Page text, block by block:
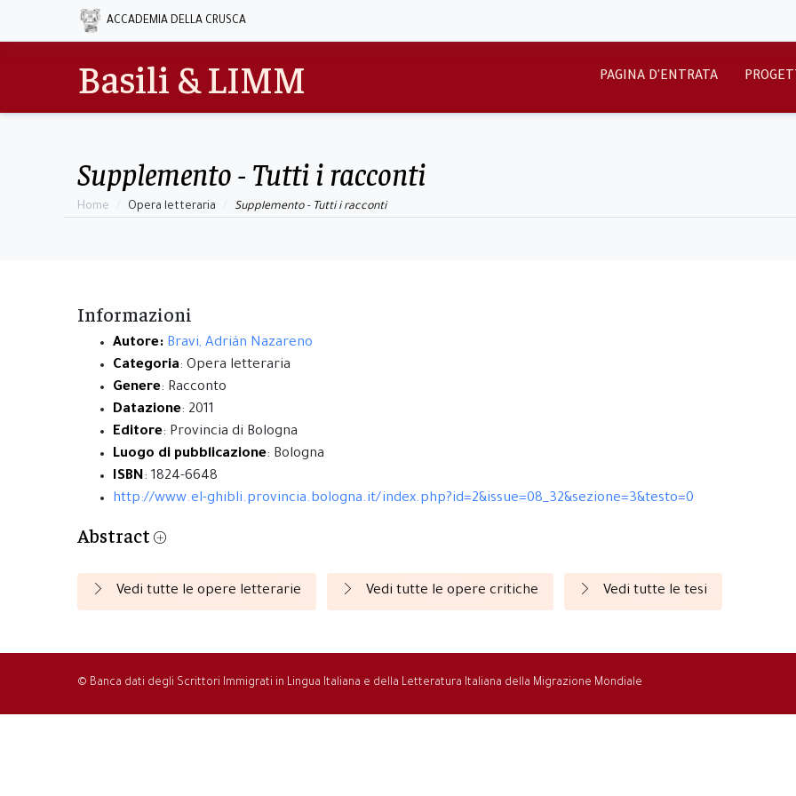
ACCADEMIA DELLA CRUSCA
Basili & LIMM PAGINA D'ENTRATA
Supplemento - Tutti i racconti
Home Opera letteraria Supplemento - Tutti i racconti
Informazioni
Autore: Bravi, Adrián Nazareno
Categoria: Opera letteraria
Genere: Racconto
Datazione: 2011
Editore: Provincia di Bologna
Luogo di pubblicazione: Bologna
ISBN: 1824-6648
http://www.el-ghibli.provincia.bologna.it/index.php?id=2&issue=08_32&sezione=3&testo=0
Abstract
Vedi tutte le opere letterarie Vedi tutte le opere critiche Vedi tutte le tesi
© Banca dati degli Scrittori Immigrati in Lingua Italiana e della Letteratura Italiana della Migrazione Mondiale